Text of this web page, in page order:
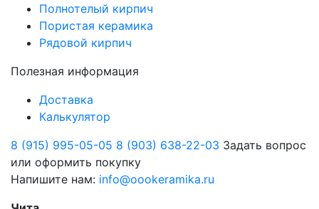
Полнотелый кирпич
Пористая керамика
Рядовой кирпич
Полезная информация
Доставка
Калькулятор
8 (915) 995-05-05 8 (903) 638-22-03 Задать вопрос
или оформить покупку
Напишите нам: info@oookeramika.ru